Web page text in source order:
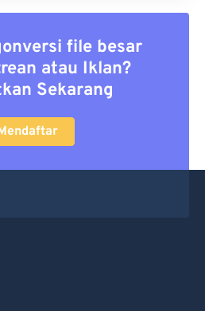
file besar
atau Iklan?
Sekarang